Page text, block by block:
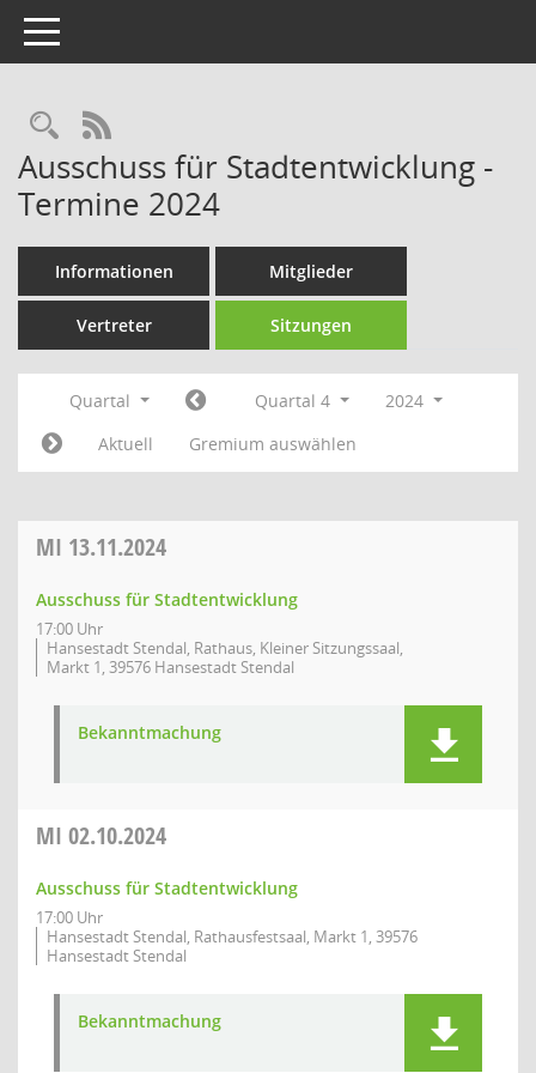
Toggle navigation
Rechercheauswahl
RSS-Feed
Ausschuss für Stadtentwicklung -
Termine 2024
Informationen Mitglieder
Vertreter Sitzungen
Quartal Quartal 4
2024
Aktuell
Gremium auswählen
MI 13.11.2024
Ausschuss für Stadtentwicklung
17:00 Uhr
Hansestadt Stendal, Rathaus, Kleiner Sitzungssaal,
Markt 1, 39576 Hansestadt Stendal
Bekanntmachung
MI 02.10.2024
Ausschuss für Stadtentwicklung
17:00 Uhr
Hansestadt Stendal, Rathausfestsaal, Markt 1, 39576
Hansestadt Stendal
Bekanntmachung